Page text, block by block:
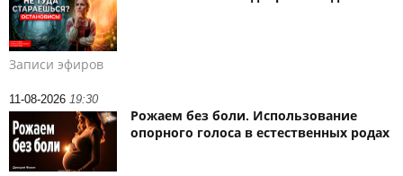
Записи эфиров
11-08-2026 19:30
Рожаем без боли. Использование
опорного голоса в естественных родах